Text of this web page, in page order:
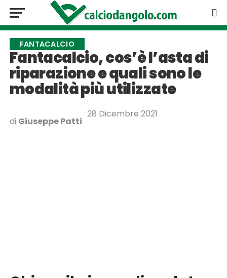
FANTACALCIO
Fantacalcio, cos’è l’asta di
riparazione e quali sono le
modalità più utilizzate
di Giuseppe Patti
28 Dicembre 2021